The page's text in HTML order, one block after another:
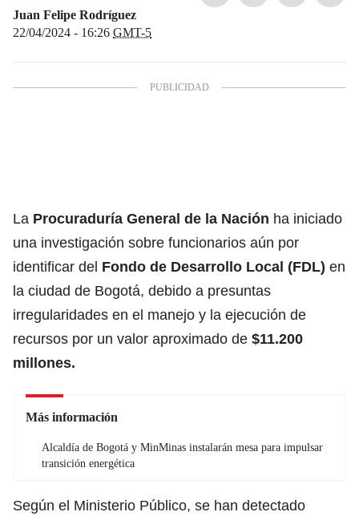
Juan Felipe Rodríguez
22/04/2024 - 16:26 GMT-5
La Procuraduría General de la Nación ha iniciado
una investigación sobre funcionarios aún por
identificar del Fondo de Desarrollo Local (FDL) en
la ciudad de Bogotá, debido a presuntas
irregularidades en el manejo y la ejecución de
recursos por un valor aproximado de $11.200
millones.
Más información
Alcaldía de Bogotá y MinMinas instalarán mesa para impulsar
transición energética
Según el Ministerio Público, se han detectado